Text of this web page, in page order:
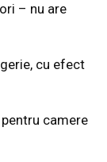
– nu are
cu efect
camere